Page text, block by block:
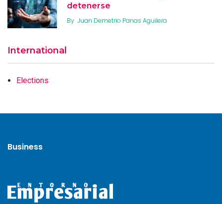
detenerse
By Juan Demetrio Panas Aguilera
International
Elections
Business